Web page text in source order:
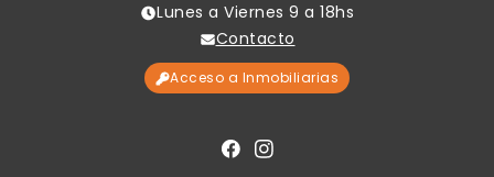
Lunes a Viernes 9 a 18hs
Contacto
Acceso a Inmobiliarias